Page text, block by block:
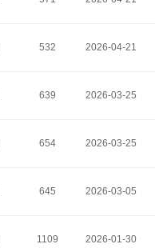
532 2026-04-21
639 2026-03-25
654 2026-03-25
645 2026-03-05
1109 2026-01-30